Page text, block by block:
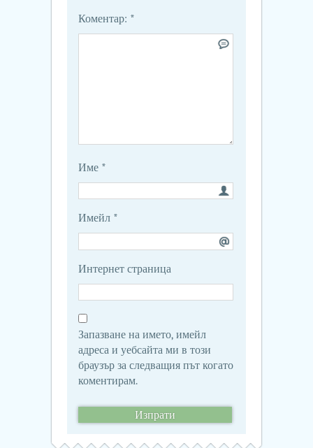
Коментар: *
Име *
Имейл *
Интернет страница
Запазване на името, имейл
адреса и уебсайта ми в този
браузър за следващия път когато
коментирам.